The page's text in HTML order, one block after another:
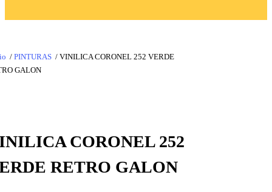
/ PINTURAS / VINILICA CORONEL 252 VERDE
GALON
CORONEL 252
RETRO GALON